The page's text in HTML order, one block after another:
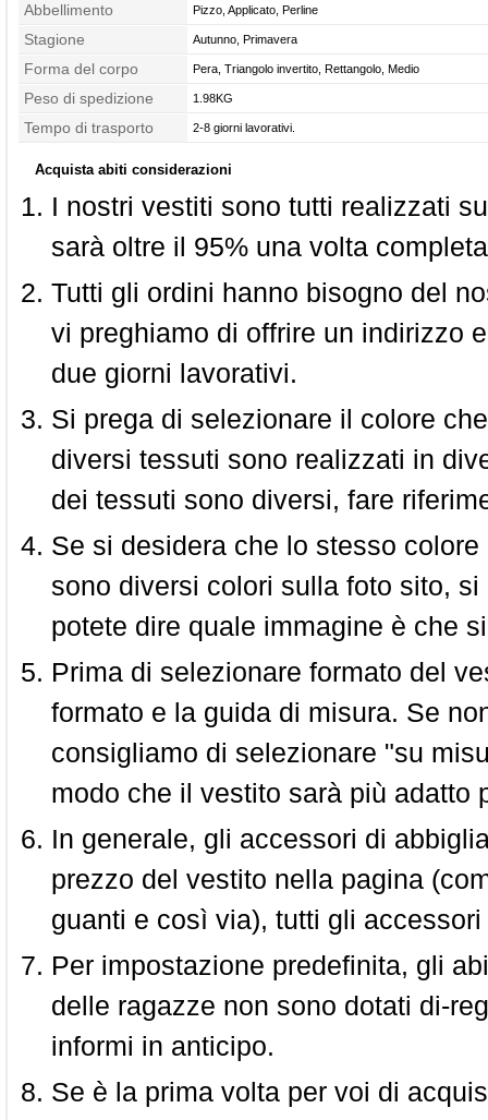
Abbellimento Pizzo, Applicato, Perline
Stagione Autunno, Primavera
Forma del corpo Pera, Triangolo invertito, Rettangolo, Medio
Peso di spedizione 1.98KG
Tempo di trasporto 2-8 giorni lavorativi.
Acquista abiti considerazioni
I nostri vestiti sono tutti realizzati
sarà oltre il 95% una volta
Tutti gli ordini hanno bisogno del
vi preghiamo di offrire un indirizzo
due giorni lavorativi.
Si prega di selezionare il colore
diversi tessuti sono realizzati in
dei tessuti sono diversi, fare
Se si desidera che lo stesso
sono diversi colori sulla foto sito,
potete dire quale immagine è che
Prima di selezionare formato del
formato e la guida di misura. Se
consigliamo di selezionare "su
modo che il vestito sarà più adatto
In generale, gli accessori di
prezzo del vestito nella pagina
guanti e così via), tutti gli
Per impostazione predefinita, gli
delle ragazze non sono dotati di-
informi in anticipo.
Se è la prima volta per voi di